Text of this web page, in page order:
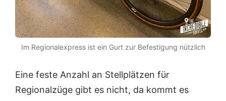
Im Regionalexpress ist ein Gurt zur Befestigung nützlich
Eine feste Anzahl an Stellplätzen für
Regionalzüge gibt es nicht, da kommt es